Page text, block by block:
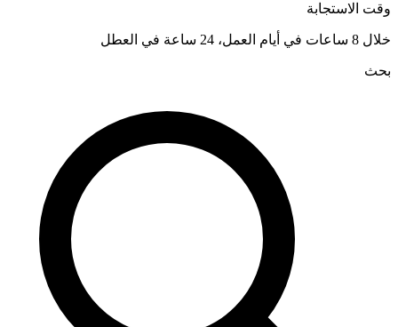
وقت الاستجابة
خلال 8 ساعات في أيام العمل، 24 ساعة في العطل
بحث